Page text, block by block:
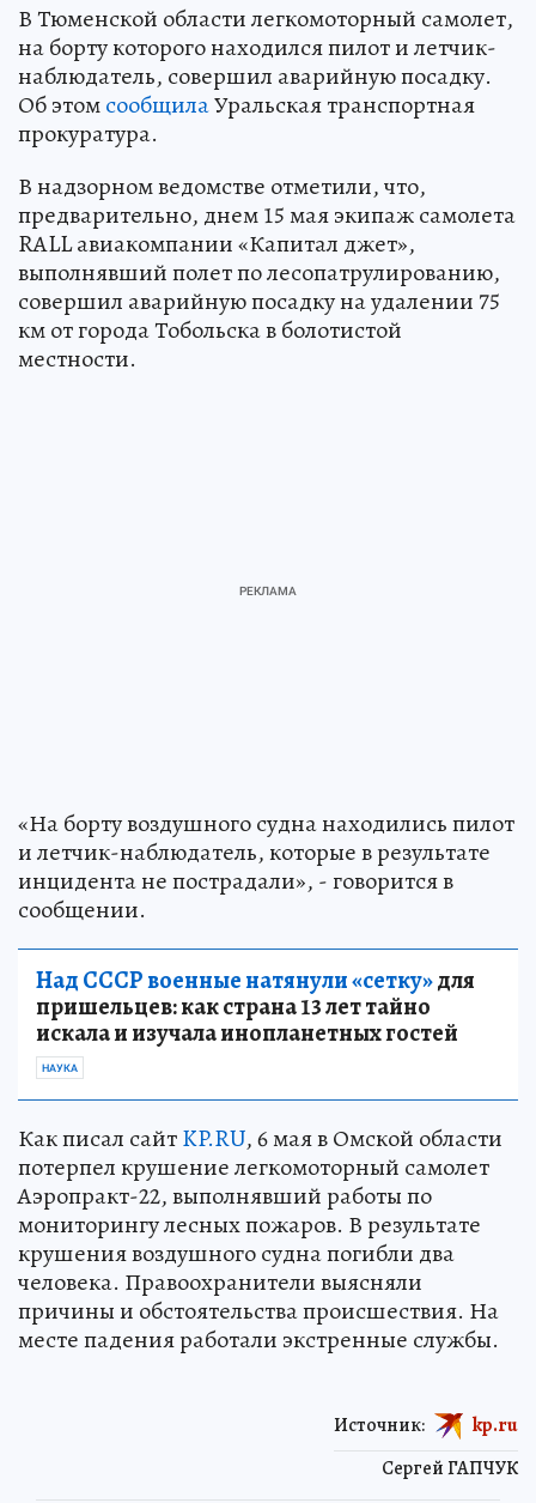
В Тюменской области легкомоторный самолет,
на борту которого находился пилот и летчик-
наблюдатель, совершил аварийную посадку.
Об этомсообщилаУральская транспортная
прокуратура.
В надзорном ведомстве отметили, что,
предварительно, днем 15 мая экипаж самолета
RALL авиакомпании «Капитал джет»,
выполнявший полет по лесопатрулированию,
совершил аварийную посадку на удалении 75
км от города Тобольска в болотистой
местности.
«На борту воздушного судна находились пилот
и летчик-наблюдатель, которые в результате
инцидента не пострадали», - говорится в
сообщении.
Над СССР военные натянули «сетку»для
пришельцев: как страна 13 лет тайно
искала и изучала инопланетных гостей
НАУКА
Как писал сайтKP.RU, 6 мая в Омской области
потерпел крушение легкомоторный самолет
Аэропракт-22, выполнявший работы по
мониторингу лесных пожаров. В результате
крушения воздушного судна погибли два
человека. Правоохранители выясняли
причины и обстоятельства происшествия. На
месте падения работали экстренные службы.
Сергей ГАПЧУК
Источник: kp.ru